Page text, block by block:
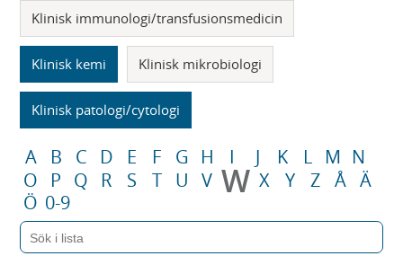
Klinisk immunologi/transfusionsmedicin
Klinisk kemi Klinisk mikrobiologi
Klinisk patologi/cytologi
A B C D E F G H I J K L M N
O
P Q R S T U V W X Y Z Å Ä
Ö 0-9